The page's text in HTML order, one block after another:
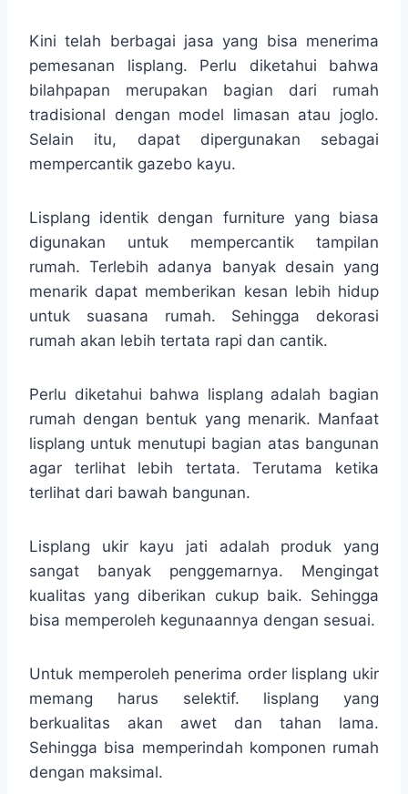
Kini telah berbagai jasa yang bisa menerima
pemesanan lisplang. Perlu diketahui bahwa
bilahpapan merupakan bagian dari rumah
tradisional dengan model limasan atau joglo.
Selain itu, dapat dipergunakan sebagai
mempercantik gazebo kayu.
Lisplang identik dengan furniture yang biasa
digunakan untuk mempercantik tampilan
rumah. Terlebih adanya banyak desain yang
menarik dapat memberikan kesan lebih hidup
untuk suasana rumah. Sehingga dekorasi
rumah akan lebih tertata rapi dan cantik.
Perlu diketahui bahwa lisplang adalah bagian
rumah dengan bentuk yang menarik. Manfaat
lisplang untuk menutupi bagian atas bangunan
agar terlihat lebih tertata. Terutama ketika
terlihat dari bawah bangunan.
Lisplang ukir kayu jati adalah produk yang
sangat banyak penggemarnya. Mengingat
kualitas yang diberikan cukup baik. Sehingga
bisa memperoleh kegunaannya dengan sesuai.
Untuk memperoleh penerima order lisplang ukir
memang harus selektif. lisplang yang
berkualitas akan awet dan tahan lama.
Sehingga bisa memperindah komponen rumah
dengan maksimal.